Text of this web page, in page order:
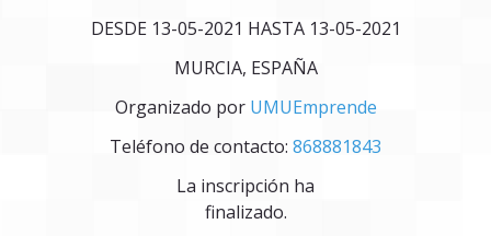
DESDE 13-05-2021 HASTA 13-05-2021
MURCIA, ESPAÑA
Organizado por UMUEmprende
Teléfono de contacto: 868881843
La inscripción ha
finalizado.